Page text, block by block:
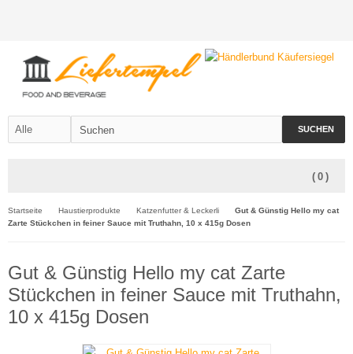
SUCHEN
( 0 )
Startseite Haustierprodukte Katzenfutter & Leckerli
Gut & Günstig Hello my cat
Zarte Stückchen in feiner Sauce mit Truthahn, 10 x 415g Dosen
Gut & Günstig Hello my cat Zarte
Stückchen in feiner Sauce mit Truthahn,
10 x 415g Dosen